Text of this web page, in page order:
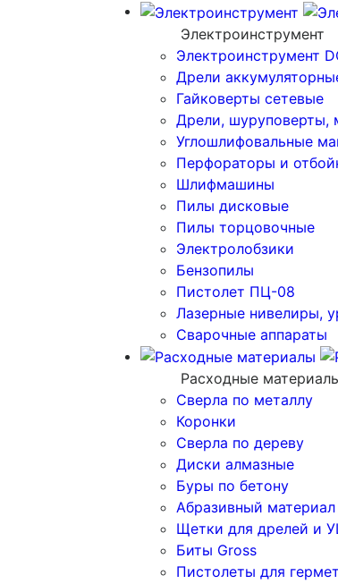
Электроинструмент
Электроинструмент
Дрели
Гайковерты сетевые
Дрели, шуруповерты,
Углошлифовальные
Перфораторы и
Шлифмашины
Пилы дисковые
Пилы торцовочные
Электролобзики
Бензопилы
Пистолет ПЦ-08
Лазерные нивелиры,
Сварочные аппараты
Расходные
Сверла по металлу
Коронки
Сверла по дереву
Диски алмазные
Буры по бетону
Абразивный материал
Щетки для дрелей и
Биты Gross
Пистолеты для